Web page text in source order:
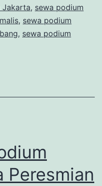
Jakarta, sewa podium
, sewa podium
, sewa podium
Peresmian